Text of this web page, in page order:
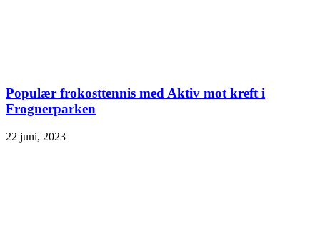
Populær frokosttennis med Aktiv mot kreft i
Frognerparken
22 juni, 2023